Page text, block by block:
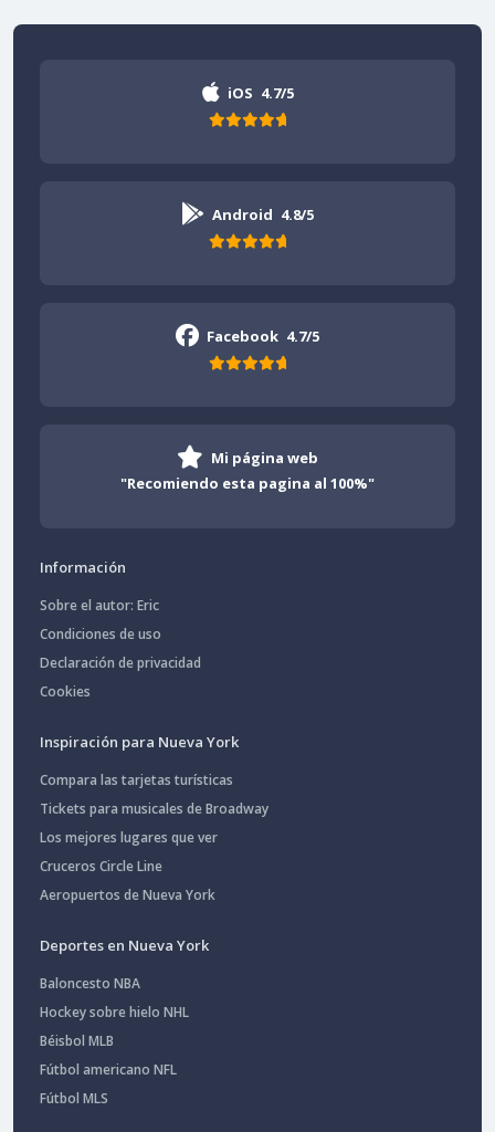
iOS 4.7/5
Android 4.8/5
Facebook 4.7/5
Mi página web
"Recomiendo esta pagina al 100%"
Información
Sobre el autor: Eric
Condiciones de uso
Declaración de privacidad
Cookies
Inspiración para Nueva York
Compara las tarjetas turísticas
Tickets para musicales de Broadway
Los mejores lugares que ver
Cruceros Circle Line
Aeropuertos de Nueva York
Deportes en Nueva York
Baloncesto NBA
Hockey sobre hielo NHL
Béisbol MLB
Fútbol americano NFL
Fútbol MLS